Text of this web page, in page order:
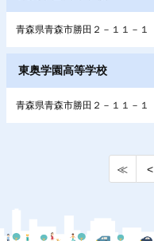
青森県青森市勝田２－１１－１
東奥学園高等学校
青森県青森市勝田２－１１－１
≪ <